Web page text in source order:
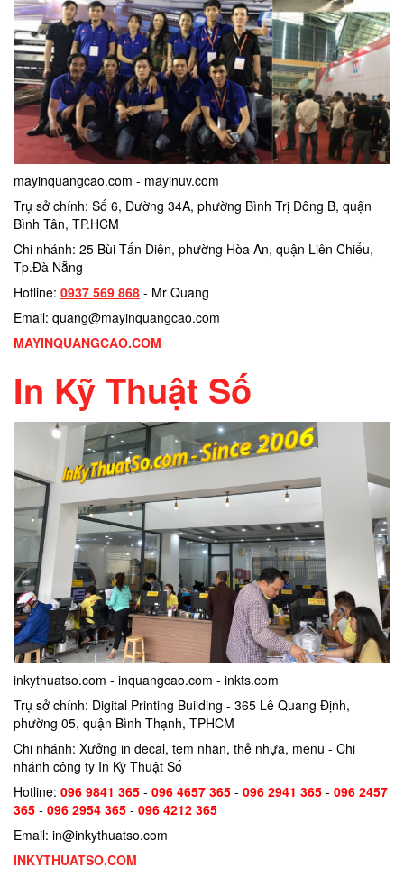
mayinquangcao.com - mayinuv.com
Trụ sở chính: Số 6, Đường 34A, phường Bình Trị Đông B, quận
Bình Tân, TP.HCM
Chi nhánh: 25 Bùi Tấn Diên, phường Hòa An, quận Liên Chiểu,
Tp.Đà Nẵng
Hotline: 0937 569 868 - Mr Quang
Email: quang@mayinquangcao.com
MAYINQUANGCAO.COM
In Kỹ Thuật Số
inkythuatso.com - inquangcao.com - inkts.com
Trụ sở chính: Digital Printing Building - 365 Lê Quang Định,
phường 05, quận Bình Thạnh, TPHCM
Chi nhánh: Xưởng in decal, tem nhãn, thẻ nhựa, menu - Chi
nhánh công ty In Kỹ Thuật Số
Hotline: 096 9841 365 - 096 4657 365 - 096 2941 365 - 096 2457
365 - 096 2954 365 - 096 4212 365
Email: in@inkythuatso.com
INKYTHUATSO.COM